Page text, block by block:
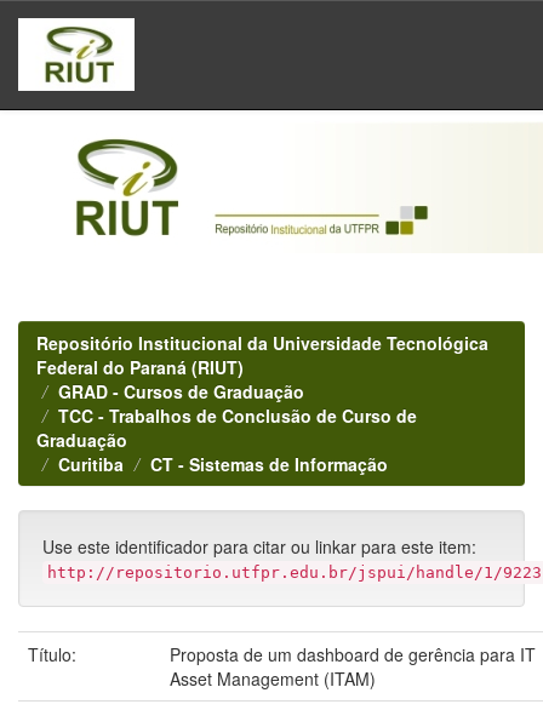
Skip
navigation
Repositório Institucional da Universidade Tecnológica
Federal do Paraná (RIUT)
GRAD - Cursos de Graduação
TCC - Trabalhos de Conclusão de Curso de
Graduação
Curitiba
CT - Sistemas de Informação
Use este identificador para citar ou linkar para este item:
http://repositorio.utfpr.edu.br/jspui/handle/1/9223
Título:
Proposta de um dashboard de gerência para IT
Asset Management (ITAM)